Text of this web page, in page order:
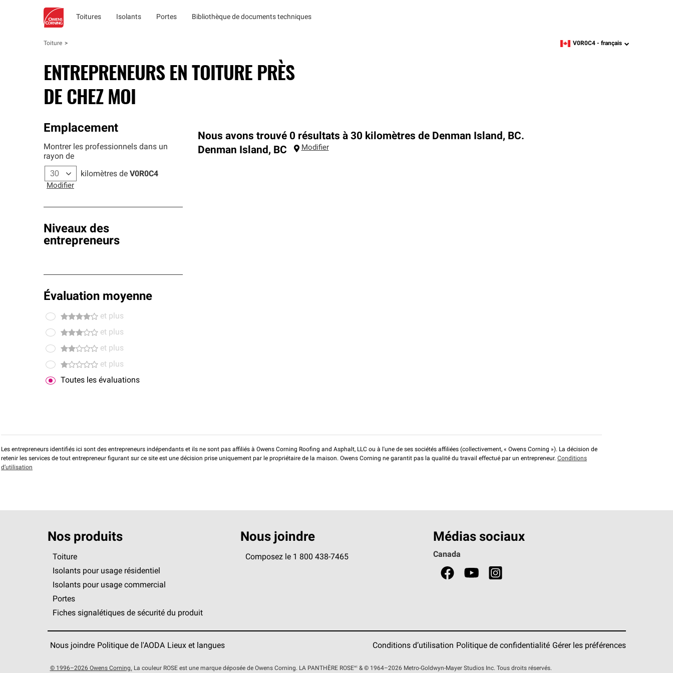
Toitures Isolants Portes Bibliothèque de documents techniques
Toiture zipcode,language
V0R0C4 - français
ENTREPRENEURS EN TOITURE PRÈS
DE CHEZ MOI
Emplacement
Montrer les professionnels dans un
rayon de
kilomètres de V0R0C4
Modifier
Niveaux des
entrepreneurs
Évaluation moyenne
et plus
et plus
et plus
et plus
Toutes les évaluations
Nous avons trouvé 0 résultats à 30 kilomètres de Denman Island, BC.
Denman Island , BC Modifier
Les entrepreneurs identifiés ici sont des entrepreneurs indépendants et ils ne sont pas affiliés à Owens Corning Roofing and Asphalt, LLC ou à l'une de ses sociétés affiliées (collectivement, « Owens Corning »). La décision de
retenir les services de tout entrepreneur figurant sur ce site est une décision prise uniquement par le propriétaire de la maison. Owens Corning ne garantit pas la qualité du travail effectué par un entrepreneur. Conditions
d’utilisation
Nos produits
Toiture
Isolants pour usage résidentiel
Isolants pour usage commercial
Portes
Fiches signalétiques de sécurité du produit
Nous joindre
Composez le 1 800 438-7465
Médias sociaux
Canada
Nous joindre Politique de l'AODA Lieux et langues Conditions d’utilisation Politique de confidentialité Gérer les préférences
© 1996–2026 Owens Corning. La couleur ROSE est une marque déposée de Owens Corning. LA PANTHÈRE ROSEMC& © 1964–2026 Metro-Goldwyn-Mayer Studios Inc. Tous droits réservés.